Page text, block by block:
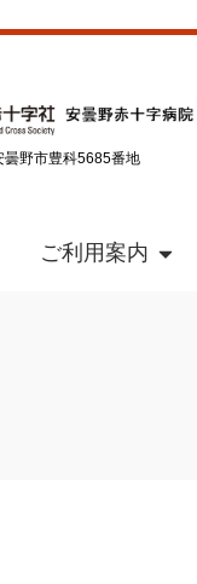
曇野市豊科5685番地
ご利用案内